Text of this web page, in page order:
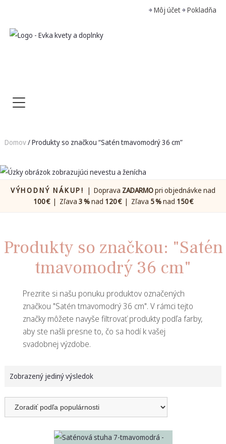
Môj účet Pokladňa
Domov/ Produkty so značkou “Satén tmavomodrý 36 cm”
VÝHODNÝ NÁKUP! | Doprava ZADARMOpri objednávke nad
100 €| Zľava 3 %nad 120 €| Zľava 5 %nad 150 €
Produkty so značkou: "Satén
tmavomodrý 36 cm"
Prezrite si našu ponuku produktov označených
značkou "Satén tmavomodrý 36 cm". V rámci tejto
značky môžete navyše filtrovať produkty podľa farby,
aby ste našli presne to, čo sa hodí k vašej
svadobnej výzdobe.
Zobrazený jediný výsledok